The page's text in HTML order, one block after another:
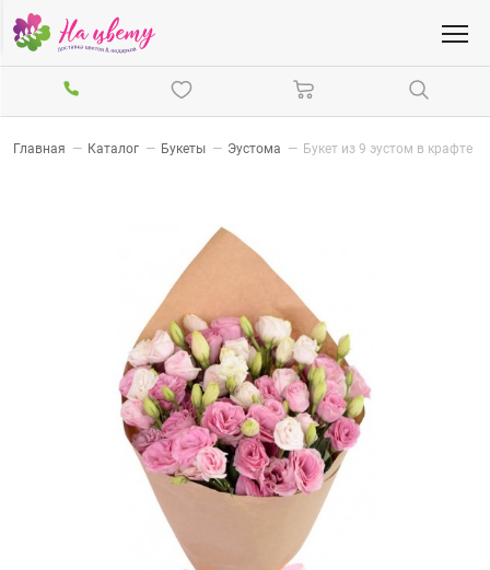
Главная — Каталог — Букеты — Эустома — Букет из 9 эустом в крафте